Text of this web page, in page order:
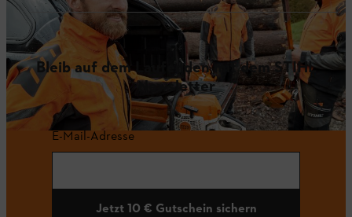
Bleib auf dem Laufenden mit dem STIHL
Newsletter
E-Mail-Adresse
Jetzt 10 € Gutschein sichern